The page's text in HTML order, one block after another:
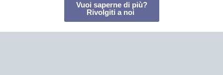
Vuoi saperne di più?
Rivolgiti a noi ­